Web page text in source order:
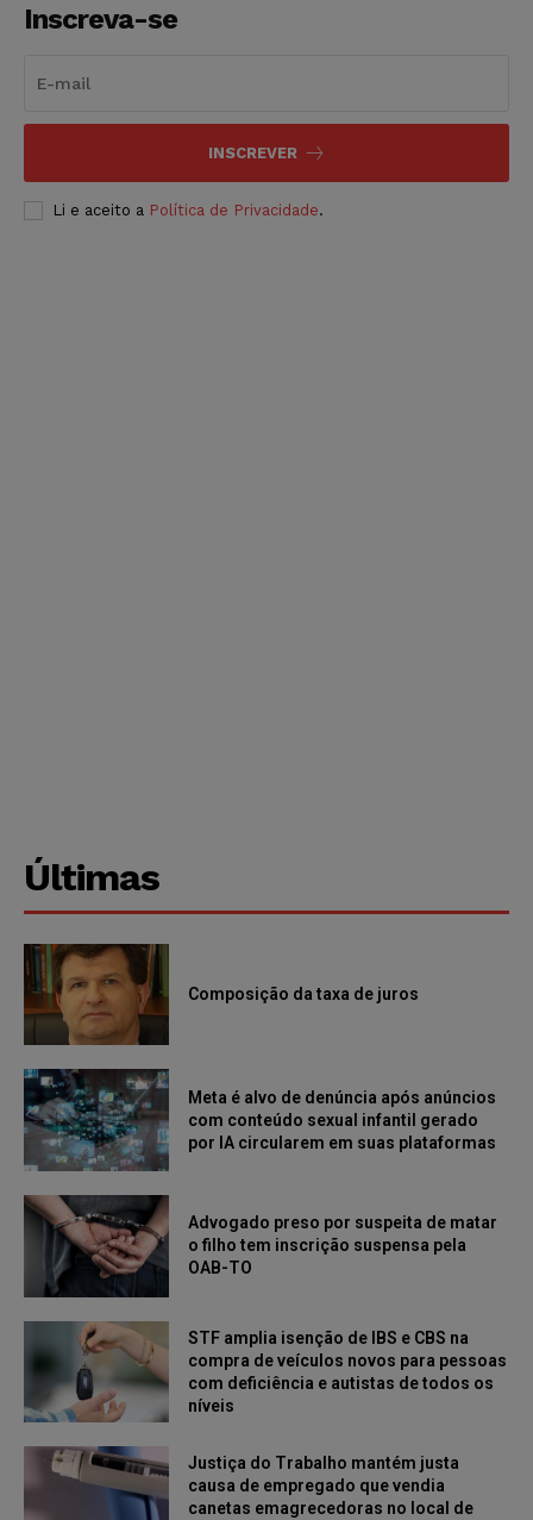
Inscreva-se
INSCREVER
Li e aceito a Política de Privacidade.
Últimas
Composição da taxa de juros
Meta é alvo de denúncia após anúncios
com conteúdo sexual infantil gerado
por IA circularem em suas plataformas
Advogado preso por suspeita de matar
o filho tem inscrição suspensa pela
OAB-TO
STF amplia isenção de IBS e CBS na
compra de veículos novos para pessoas
com deficiência e autistas de todos os
níveis
Justiça do Trabalho mantém justa
causa de empregado que vendia
canetas emagrecedoras no local de